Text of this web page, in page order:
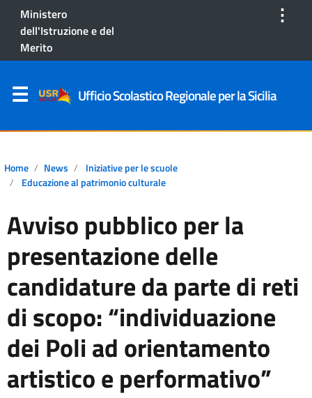
Ministero
dell'Istruzione e del
Merito
⋮
Ufficio Scolastico Regionale per la Sicilia
Home News
Iniziative per le scuole
Educazione al patrimonio culturale
Avviso pubblico per la
presentazione delle
candidature da parte di reti
di scopo: “individuazione
dei Poli ad orientamento
artistico e performativo”